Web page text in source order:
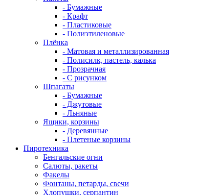
- Бумажные
- Крафт
- Пластиковые
- Полиэтиленовые
Плёнка
- Матовая и металлизированная
- Полисилк, пастель, калька
- Прозрачная
- С рисунком
Шпагаты
- Бумажные
- Джутовые
- Льняные
Ящики, корзины
- Деревянные
- Плетеные корзины
Пиротехника
Бенгальские огни
Салюты, ракеты
Факелы
Фонтаны, петарды, свечи
Хлопушки, серпантин